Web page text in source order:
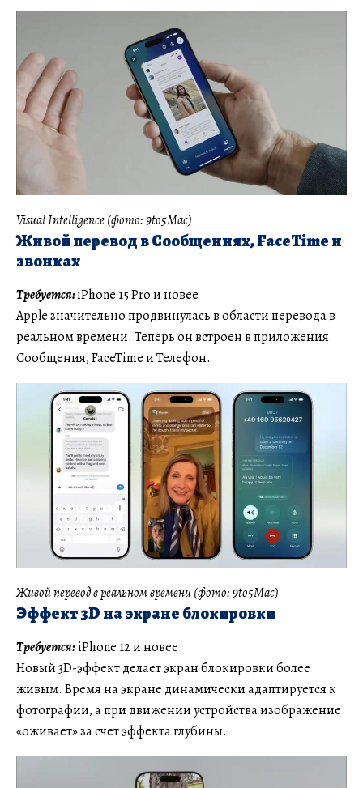
Visual Intelligence (фото: 9to5Mac)
Живой перевод в Сообщениях, FaceTime и
звонках
Требуется:iPhone 15 Pro и новее
Apple значительно продвинулась в области перевода в
реальном времени. Теперь он встроен в приложения
Сообщения, FaceTime и Телефон.
Живой перевод в реальном времени (фото: 9to5Mac)
Эффект 3D на экране блокировки
Требуется:iPhone 12 и новее
Новый 3D-эффект делает экран блокировки более
живым. Время на экране динамически адаптируется к
фотографии, а при движении устройства изображение
«оживает» за счет эффекта глубины.